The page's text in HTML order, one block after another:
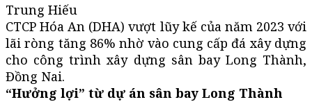
Trung Hiếu
CTCP Hóa An (DHA) vượt lũy kế của năm 2023 với
lãi ròng tăng 86% nhờ vào cung cấp đá xây dựng
cho công trình xây dựng sân bay Long Thành,
Đồng Nai.
“Hưởng lợi” từ dự án sân bay Long Thành